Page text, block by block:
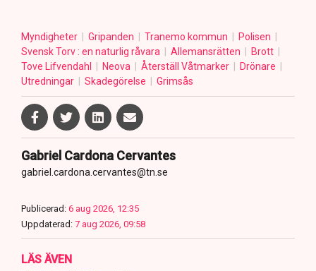
Myndigheter Gripanden Tranemo kommun
Polisen
Svensk Torv : en naturlig råvara
Allemansrätten
Brott
Tove Lifvendahl
Neova Återställ Våtmarker
Drönare
Utredningar
Skadegörelse Grimsås
Gabriel Cardona Cervantes
gabriel.cardona.cervantes@tn.se
Publicerad: 6 aug 2026, 12:35
Uppdaterad: 7 aug 2026, 09:58
LÄS ÄVEN